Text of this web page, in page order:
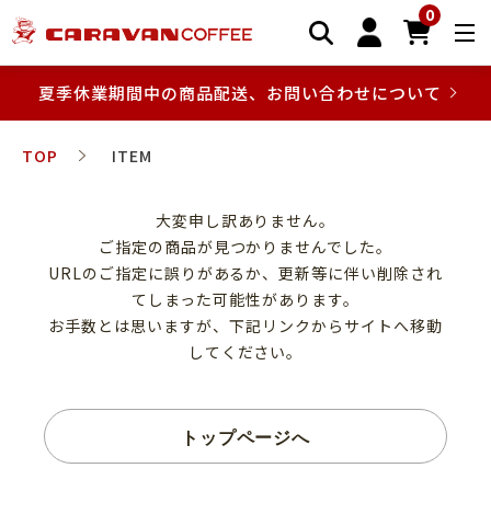
0
夏季休業期間中の商品配送、お問い合わせについて
TOP ITEM
大変申し訳ありません。
ご指定の商品が見つかりませんでした。
URLのご指定に誤りがあるか、更新等に伴い削除され
てしまった可能性があります。
お手数とは思いますが、下記リンクからサイトへ移動
してください。
トップページへ